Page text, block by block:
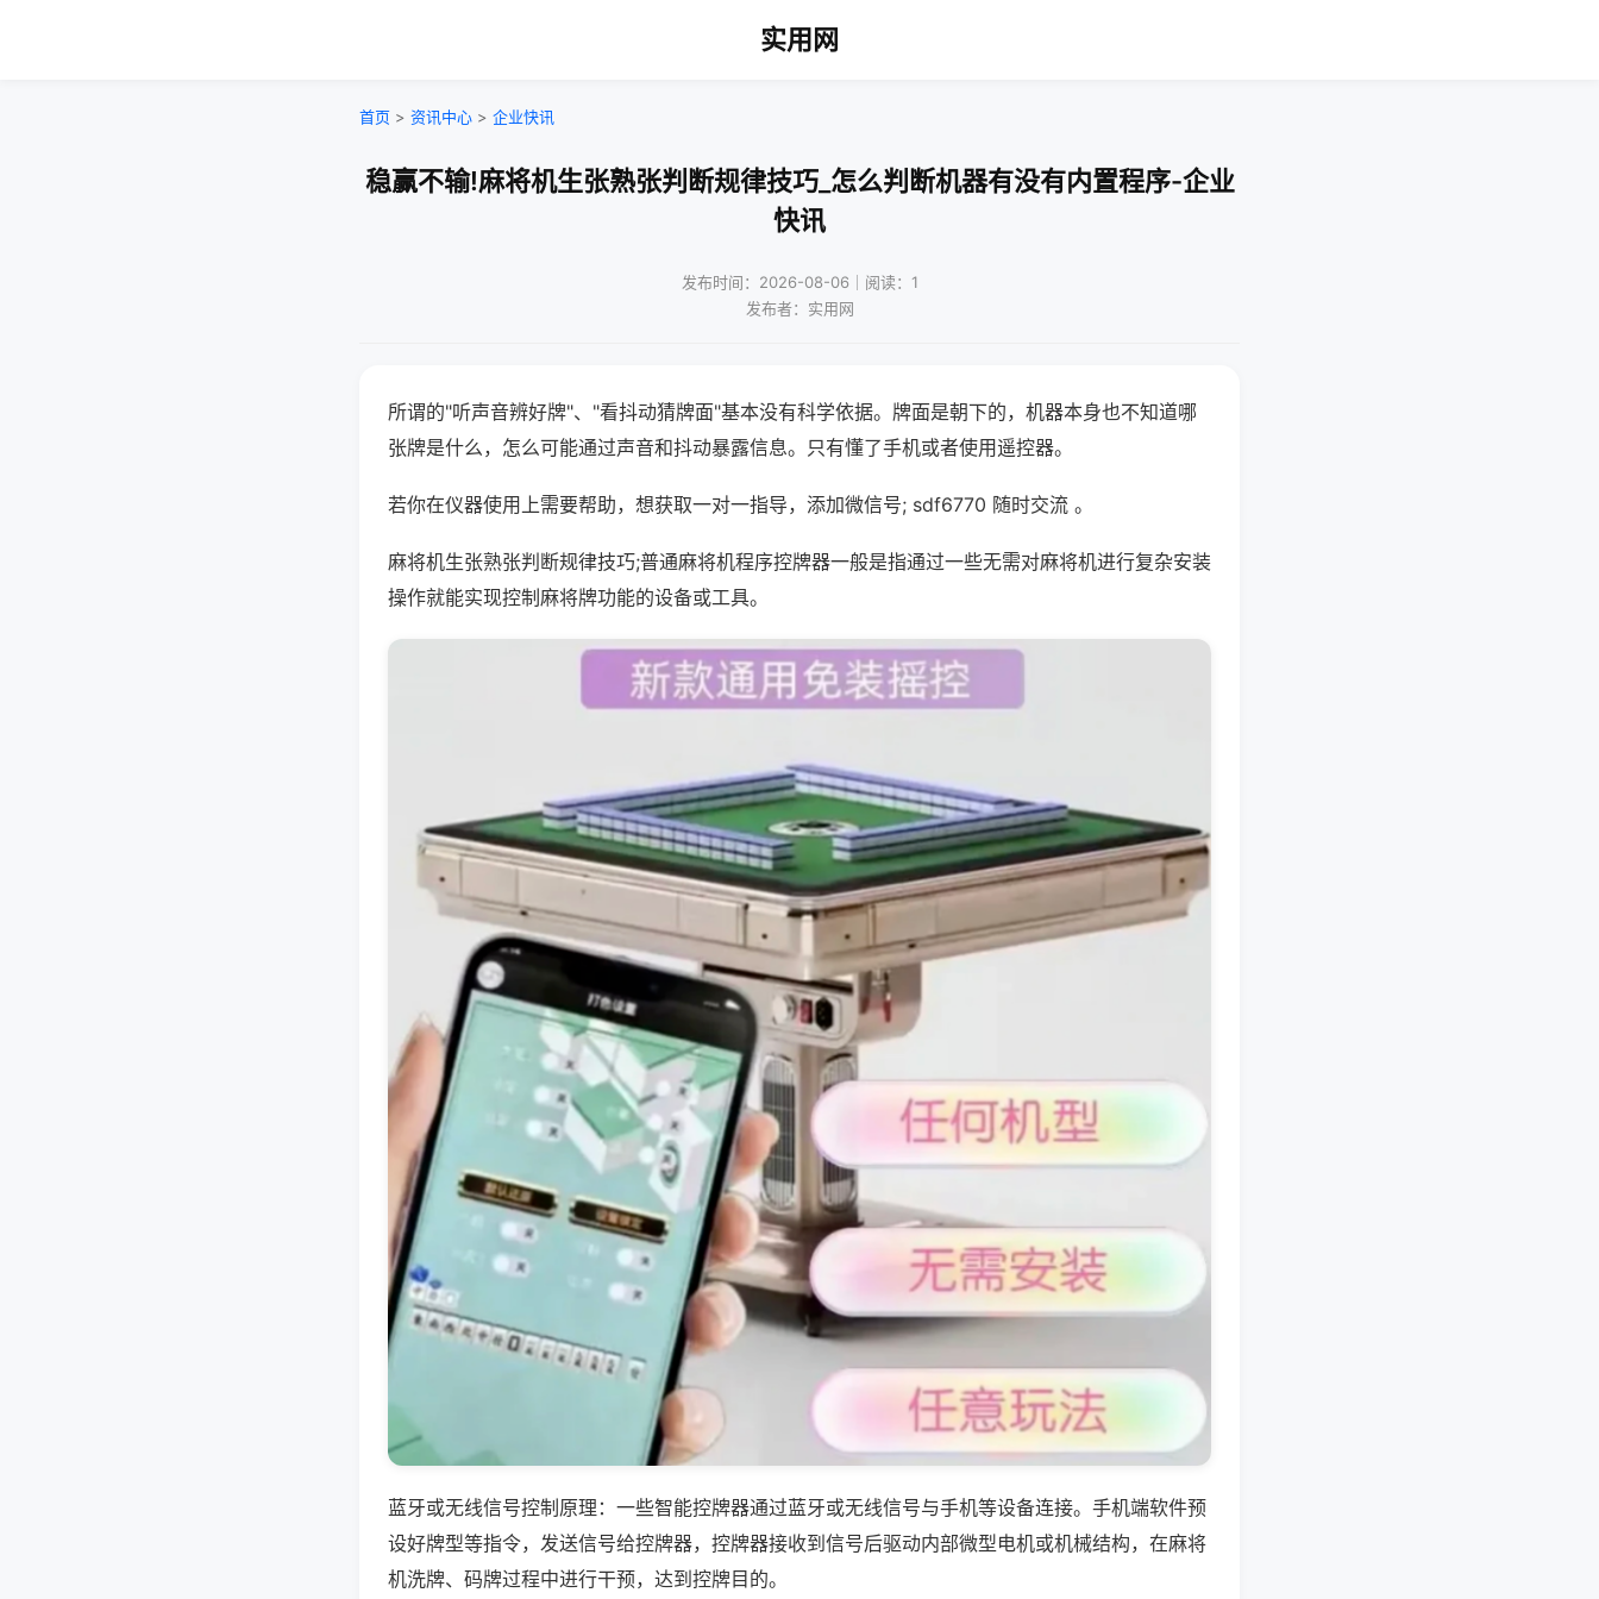
实用网
首页 > 资讯中心 > 企业快讯
稳赢不输!麻将机生张熟张判断规律技巧_怎么判断机器有没有内置程序-企业
快讯
发布时间：2026-08-06｜阅读：1
发布者：实用网
所谓的"听声音辨好牌"、"看抖动猜牌面"基本没有科学依据。牌面是朝下的，机器本身也不知道哪
张牌是什么，怎么可能通过声音和抖动暴露信息。只有懂了手机或者使用遥控器。
若你在仪器使用上需要帮助，想获取一对一指导，添加微信号; sdf6770 随时交流 。
麻将机生张熟张判断规律技巧;普通麻将机程序控牌器一般是指通过一些无需对麻将机进行复杂安装
操作就能实现控制麻将牌功能的设备或工具。
蓝牙或无线信号控制原理：一些智能控牌器通过蓝牙或无线信号与手机等设备连接。手机端软件预
设好牌型等指令，发送信号给控牌器，控牌器接收到信号后驱动内部微型电机或机械结构，在麻将
机洗牌、码牌过程中进行干预，达到控牌目的。